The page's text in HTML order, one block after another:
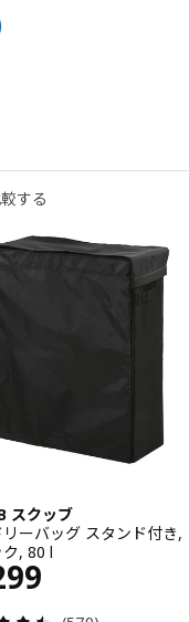
総レビュー数:
する
スクッブ
ーバッグ スタンド付き,
, 80 l
¥ 1299